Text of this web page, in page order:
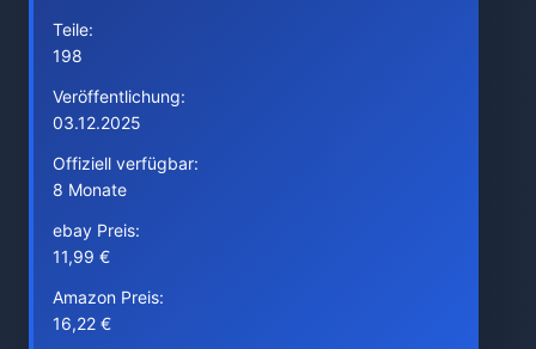
Teile:
198
Veröffentlichung:
03.12.2025
Offiziell verfügbar:
8 Monate
ebay Preis:
11,99 €
Amazon Preis:
16,22 €